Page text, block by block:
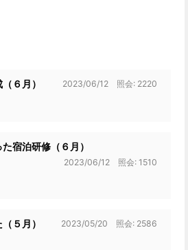
６月） 2023/06/12 照会: 2220
宿泊研修（６月）
2023/06/12 照会: 1510
５月） 2023/05/20 照会: 2586